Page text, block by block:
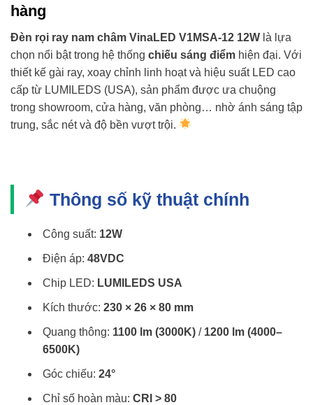
hàng
Đèn rọi ray nam châm VinaLED V1MSA-12 12W là lựa
chọn nổi bật trong hệ thống chiếu sáng điểm hiện đại. Với
thiết kế gài ray, xoay chỉnh linh hoạt và hiệu suất LED cao
cấp từ LUMILEDS (USA), sản phẩm được ưa chuộng
trong showroom, cửa hàng, văn phòng… nhờ ánh sáng tập
trung, sắc nét và độ bền vượt trội.
Thông số kỹ thuật chính
Công suất: 12W
Điện áp: 48VDC
Chip LED: LUMILEDS USA
Kích thước: 230 × 26 × 80 mm
Quang thông: 1100 lm (3000K)/ 1200 lm (4000–
6500K)
Góc chiếu: 24°
Chỉ số hoàn màu: CRI > 80